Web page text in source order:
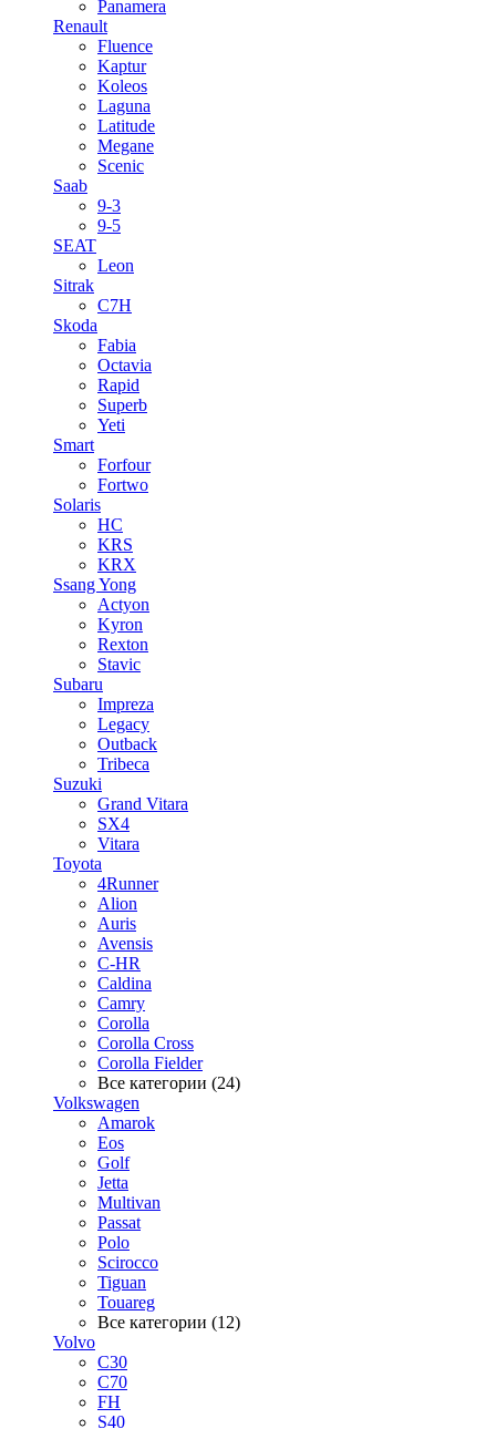
Panamera
Renault
Fluence
Kaptur
Koleos
Laguna
Latitude
Megane
Scenic
Saab
9-3
9-5
SEAT
Leon
Sitrak
C7H
Skoda
Fabia
Octavia
Rapid
Superb
Yeti
Smart
Forfour
Fortwo
Solaris
HC
KRS
KRX
Ssang Yong
Actyon
Kyron
Rexton
Stavic
Subaru
Impreza
Legacy
Outback
Tribeca
Suzuki
Grand Vitara
SX4
Vitara
Toyota
4Runner
Alion
Auris
Avensis
C-HR
Caldina
Camry
Corolla
Corolla Cross
Corolla Fielder
Все категории (24)
Volkswagen
Amarok
Eos
Golf
Jetta
Multivan
Passat
Polo
Scirocco
Tiguan
Touareg
Все категории (12)
Volvo
C30
C70
FH
S40